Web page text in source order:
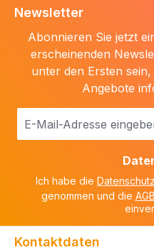
Newsletter
Abonnieren Sie jetzt
erscheinenden
unter den Ersten
Angebote
E-
Ich habe die
genommen und die AGB
Kontaktdaten